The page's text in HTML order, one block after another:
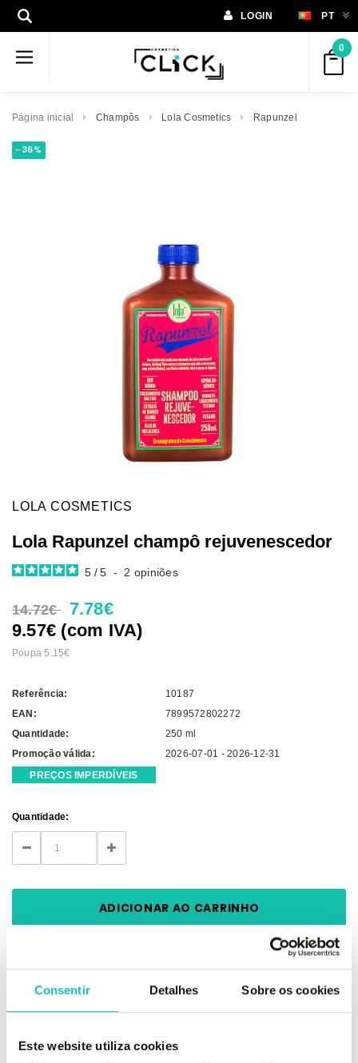
Consentir Detalhes Sobre os cookies
Este website utiliza cookies
LOGIN PT
0
Página inicial Champôs Lola Cosmetics Rapunzel
-36%
LOLA COSMETICS
Lola Rapunzel champô rejuvenescedor
5 / 5 - 2 opiniões
14.72€ 7.78€
9.57€ (com IVA)
Poupa 5.15€
Referência:
10187
EAN:
7899572802272
Quantidade:
250 ml
Promoção válida:
2026-07-01 - 2026-12-31
PREÇOS IMPERDÍVEIS
Current
Stock:
Quantidade:
DECREASE
QUANTITY:
INCREASE
QUANTITY:
DESCRIÇÃO